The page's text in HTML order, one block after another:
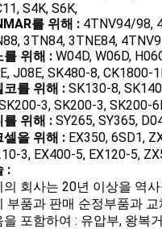
S4K, S6K,
를 위해 : 4TNV94/98,
3TN84, 3TNE84,
를 위해 : W04D, W06D,
J08E, SK480-8, CK1800-
코를 위해 : SK130-8,
3, SK200-3, SK200-
를 위해 : SY265, SY365,
셀을 위해 : EX350, 6SD1,
3, EX400-5, EX120-5,
:
의 회사는 20년 이상을 역
부품과 판매 순정부품과
을 포함하여 : 유압부, 왕복